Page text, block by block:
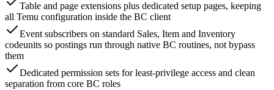
Table and page extensions plus dedicated setup pages, keeping
all Temu configuration inside the BC client
Event subscribers on standard Sales, Item and Inventory
codeunits so postings run through native BC routines, not bypass
them
Dedicated permission sets for least-privilege access and clean
separation from core BC roles